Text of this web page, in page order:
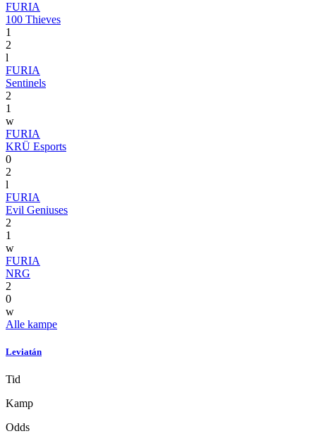
FURIA
100 Thieves
1
2
l
FURIA
Sentinels
2
1
w
FURIA
KRÜ Esports
0
2
l
FURIA
Evil Geniuses
2
1
w
FURIA
NRG
2
0
w
Alle kampe
Leviatán
Tid
Kamp
Odds